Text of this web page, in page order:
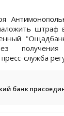
штраф
пресс-служба
банк